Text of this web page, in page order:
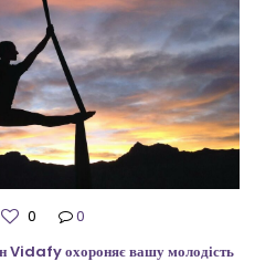
0
0
Vidafy охороняє вашу молодість